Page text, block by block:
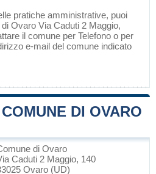
pratiche amministrative, puoi
Ovaro Via Caduti 2 Maggio,
il comune per Telefono o per
e-mail del comune indicato
DI OVARO
di Ovaro
Caduti 2 Maggio, 140
Ovaro (UD)